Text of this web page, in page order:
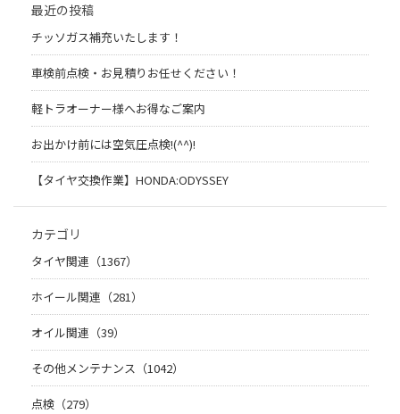
最近の投稿
チッソガス補充いたします！
車検前点検・お見積りお任せください！
軽トラオーナー様へお得なご案内
お出かけ前には空気圧点検!(^^)!
【タイヤ交換作業】HONDA:ODYSSEY
カテゴリ
タイヤ関連（1367）
ホイール関連（281）
オイル関連（39）
その他メンテナンス（1042）
点検（279）